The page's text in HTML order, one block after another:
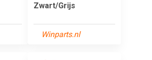
Zwart/Grijs
Winparts.nl